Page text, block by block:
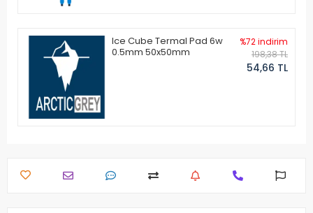
Ice Cube Termal Pad 6w
0.5mm 50x50mm
%72 indirim
198,38 TL
54,66 TL